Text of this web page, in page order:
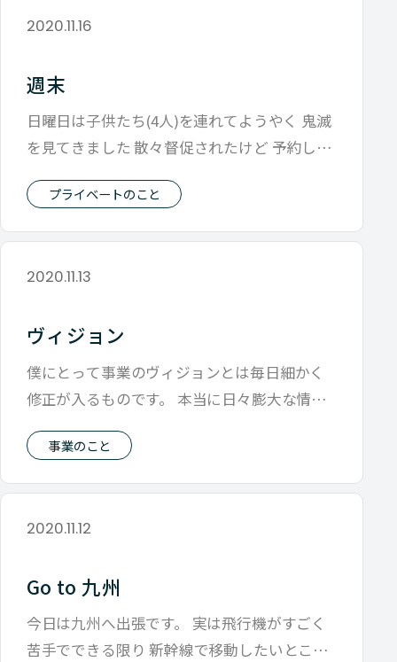
2020.11.16
週末
日曜日は子供たち(4人)を連れてようやく 鬼滅
を見てきました 散々督促されたけど 予約しな
プライベートのこと
2020.11.13
ヴィジョン
僕にとって事業のヴィジョンとは毎日細かく
修正が入るものです。 本当に日々膨大な情報
事業のこと
2020.11.12
Go to 九州
今日は九州へ出張です。 実は飛行機がすごく
苦手でできる限り 新幹線で移動したいところ